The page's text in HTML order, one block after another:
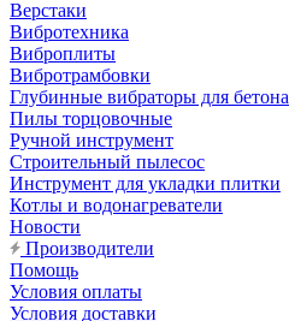
Верстаки
Вибротехника
Виброплиты
Вибротрамбовки
Глубинные вибраторы для бетона
Пилы торцовочные
Ручной инструмент
Строительный пылесос
Инструмент для укладки плитки
Котлы и водонагреватели
Новости
Производители
Помощь
Условия оплаты
Условия доставки